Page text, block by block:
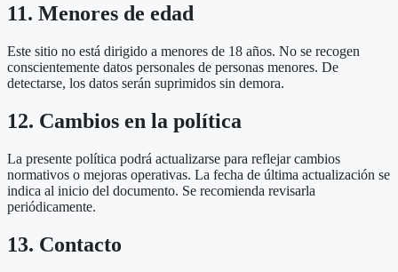
11. Menores de edad
Este sitio no está dirigido a menores de 18 años. No se recogen
conscientemente datos personales de personas menores. De
detectarse, los datos serán suprimidos sin demora.
12. Cambios en la política
La presente política podrá actualizarse para reflejar cambios
normativos o mejoras operativas. La fecha de última actualización se
indica al inicio del documento. Se recomienda revisarla
periódicamente.
13. Contacto